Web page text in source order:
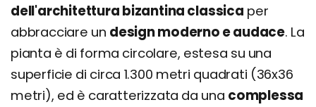
dell'architettura bizantina classica per
abbracciare un design moderno e audace. La
pianta è di forma circolare, estesa su una
superficie di circa 1.300 metri quadrati (36x36
metri), ed è caratterizzata da una complessa